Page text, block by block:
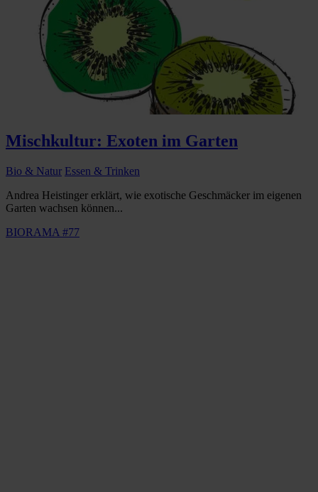
Mischkultur: Exoten im Garten
Bio & Natur Essen & Trinken
Andrea Heistinger erklärt, wie exotische Geschmäcker im eigenen
Garten wachsen können...
BIORAMA #77